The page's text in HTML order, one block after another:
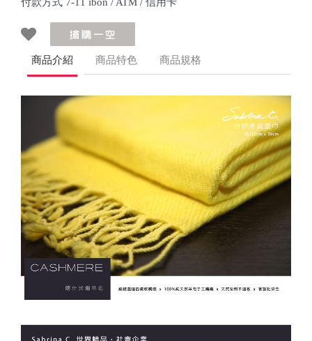
付款方式 7-11 ibon / ATM / 信用卡
商品介紹 商品特色 商品規格